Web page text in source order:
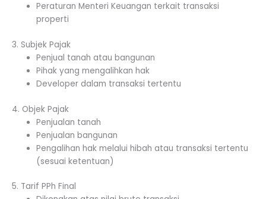
Peraturan Menteri Keuangan terkait transaksi
properti
3. Subjek Pajak
Penjual tanah atau bangunan
Pihak yang mengalihkan hak
Developer dalam transaksi tertentu
4. Objek Pajak
Penjualan tanah
Penjualan bangunan
Pengalihan hak melalui hibah atau transaksi tertentu
(sesuai ketentuan)
5. Tarif PPh Final